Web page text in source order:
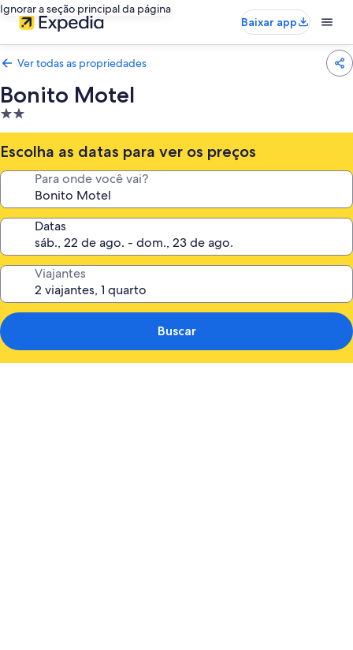
Ignorar a seção principal da página
Baixar app
Ver todas as propriedades
Bonito Motel
Propriedade
2.0
estrelas
Escolha as datas para ver os preços
Para onde você vai?
Datas
Viajantes
Buscar